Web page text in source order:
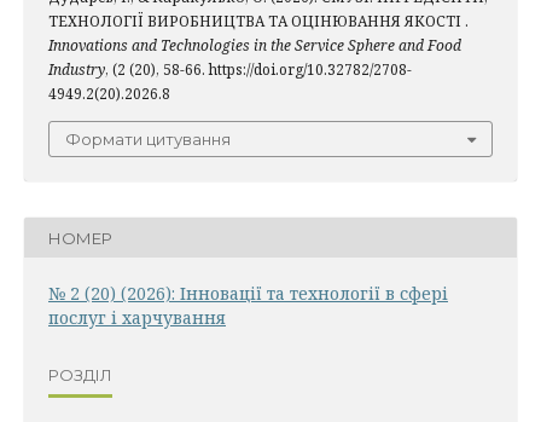
ТЕХНОЛОГІЇ ВИРОБНИЦТВА ТА ОЦІНЮВАННЯ ЯКОСТІ .
Innovations and Technologies in the Service Sphere and Food
Industry, (2 (20), 58-66. https://doi.org/10.32782/2708-
4949.2(20).2026.8
Формати цитування
НОМЕР
№ 2 (20) (2026): Інновації та технології в сфері
послуг і харчування
РОЗДІЛ